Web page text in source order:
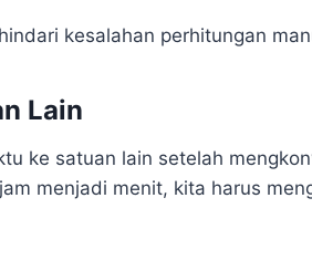
kesalahan perhitungan
Lain
ke satuan lain setelah
menjadi menit, kita harus